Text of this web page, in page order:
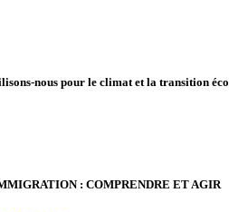
nous pour le climat et la transition
: COMPRENDRE ET AGIR